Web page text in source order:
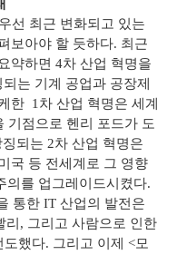
선 최근 변화되고 있는
보아야 할 듯하다. 최근
약하면 4차 산업 혁명을
는 기계 공업과 공장제
한 1차 산업 혁명은 세계
기점으로 헨리 포드가 도
되는 2차 산업 혁명은
국 등 전세계로 그 영향
의를 업그레이드시켰다.
통한 IT 산업의 발전은
리, 그리고 사람으로 인한
했다. 그리고 이제 <모